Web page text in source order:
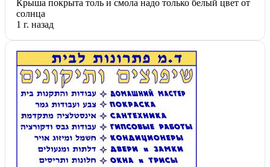
Крыша покрыта толь и смола надо только белый цвет от
солнца
1 г. назад